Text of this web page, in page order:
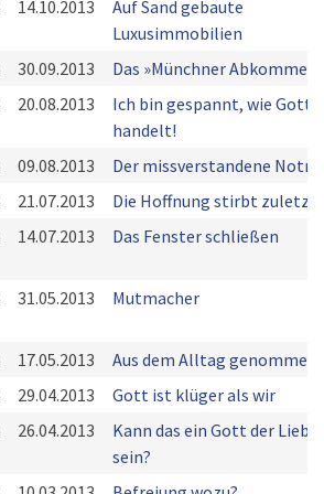
14.10.2013
Auf Sand gebaute
Luxusimmobilien
30.09.2013 Das »Münchner Abkommen«
20.08.2013
Ich bin gespannt, wie Gott
handelt!
09.08.2013 Der missverstandene
21.07.2013 Die Hoffnung stirbt zuletzt!
14.07.2013 Das Fenster schließen
31.05.2013 Mutmacher
17.05.2013 Aus dem Alltag genommen
29.04.2013 Gott ist klüger als wir
26.04.2013
Kann das ein Gott der Liebe
sein?